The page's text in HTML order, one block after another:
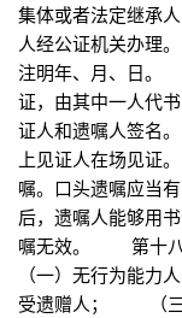
集体或者法定继承
人经公证机关办理
注明年、月、日。
证，由其中一人代
证人和遗嘱人签名
上见证人在场见
嘱。口头遗嘱应当
后，遗嘱人能够用
嘱无效。 第十八
（一）无行为能
受遗赠人； （三